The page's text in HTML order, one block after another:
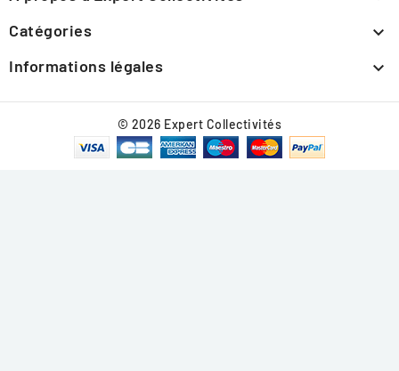
Catégories 
Informations légales 
© 2026 Expert Collectivités